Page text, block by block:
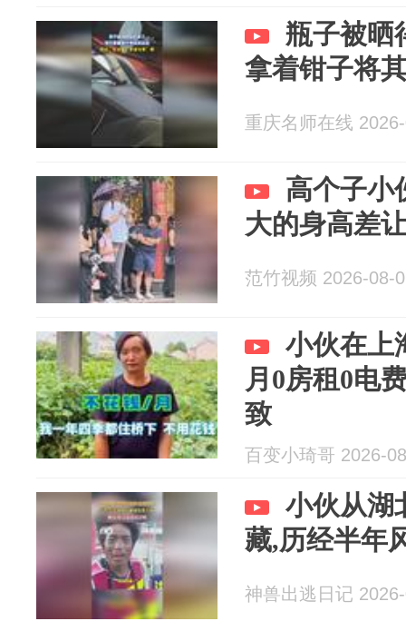
瓶子被晒
拿着钳子将
重庆名师在线
高个子小
大的身高差
范竹视频 2026-08-
小伙在上
月0房租0电
致
百变小琦哥 2026-
小伙从湖
藏,历经半年
神兽出逃日记